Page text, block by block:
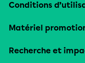
Conditions
Matériel
Recherche et